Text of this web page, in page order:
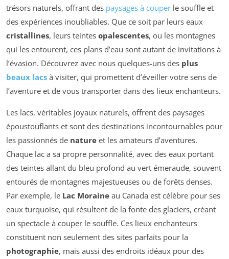
trésors naturels, offrant des paysages à couper le souffle et
des expériences inoubliables. Que ce soit par leurs eaux
cristallines, leurs teintes opalescentes, ou les montagnes
qui les entourent, ces plans d’eau sont autant de invitations à
l’évasion. Découvrez avec nous quelques-uns des plus
beaux lacs à visiter, qui promettent d’éveiller votre sens de
l’aventure et de vous transporter dans des lieux enchanteurs.
Les lacs, véritables joyaux naturels, offrent des paysages
époustouflants et sont des destinations incontournables pour
les passionnés de nature et les amateurs d’aventures.
Chaque lac a sa propre personnalité, avec des eaux portant
des teintes allant du bleu profond au vert émeraude, souvent
entourés de montagnes majestueuses ou de forêts denses.
Par exemple, le Lac Moraine au Canada est célèbre pour ses
eaux turquoise, qui résultent de la fonte des glaciers, créant
un spectacle à couper le souffle. Ces lieux enchanteurs
constituent non seulement des sites parfaits pour la
photographie, mais aussi des endroits idéaux pour des